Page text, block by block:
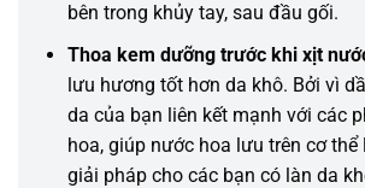
bên trong khủy tay, sau đầu gối.
Thoa kem dưỡng trước khi xịt
lưu hương tốt hơn da khô. Bởi vì
da của bạn liên kết mạnh với các
hoa, giúp nước hoa lưu trên cơ thể
giải pháp cho các bạn có làn da